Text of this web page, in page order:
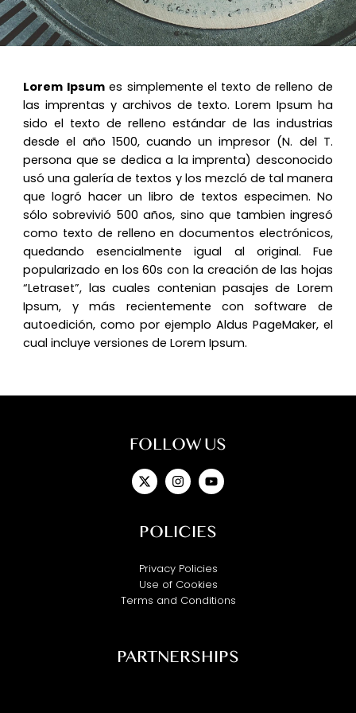
Lorem Ipsumes simplemente el texto de relleno de
las imprentas y archivos de texto. Lorem Ipsum ha
sido el texto de relleno estándar de las industrias
desde el año 1500, cuando un impresor (N. del T.
persona que se dedica a la imprenta) desconocido
usó una galería de textos y los mezcló de tal manera
que logró hacer un libro de textos especimen. No
sólo sobrevivió 500 años, sino que tambien ingresó
como texto de relleno en documentos electrónicos,
quedando esencialmente igual al original. Fue
popularizado en los 60s con la creación de las hojas
“Letraset”, las cuales contenian pasajes de Lorem
Ipsum, y más recientemente con software de
autoedición, como por ejemplo Aldus PageMaker, el
cual incluye versiones de Lorem Ipsum.
FOLLOW US
twitter
POLICIES
Privacy Policies
Use of Cookies
Terms and Conditions
PARTNERSHIPS